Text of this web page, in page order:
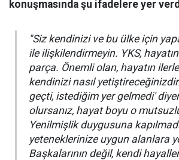
konuşmasında şu ifadelere yer
"Siz kendinizi ve bu ülke için
ile ilişkilendirmeyin. YKS,
parça. Önemli olan, hayatın
kendinizi nasıl
geçti, istediğim yer gelmedi'
olursanız, hayat boyu o
Yenilmişlik duygusuna
yeteneklerinize uygun alanlara
Başkalarının değil, kendi